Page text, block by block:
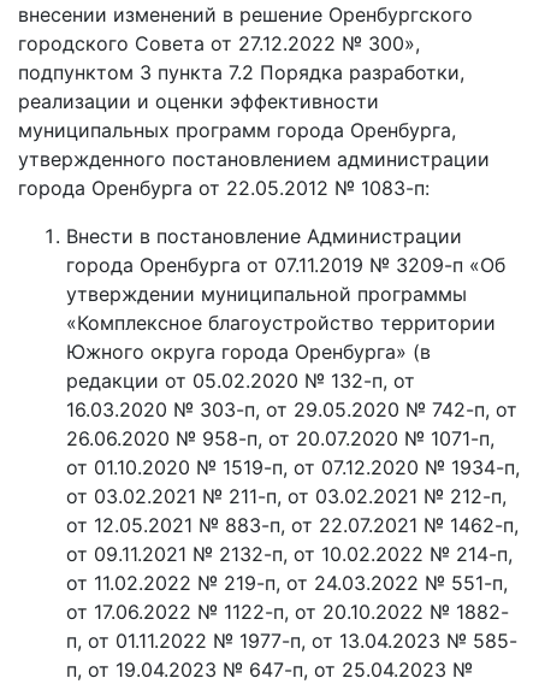
внесении изменений в решение Оренбургского
городского Совета от 27.12.2022 № 300»,
подпунктом 3 пункта 7.2 Порядка разработки,
реализации и оценки эффективности
муниципальных программ города Оренбурга,
утвержденного постановлением администрации
города Оренбурга от 22.05.2012 № 1083-п:
Внести в постановление Администрации
города Оренбурга от 07.11.2019 № 3209-п «Об
утверждении муниципальной программы
«Комплексное благоустройство территории
Южного округа города Оренбурга» (в
редакции от 05.02.2020 № 132-п, от
16.03.2020 № 303-п, от 29.05.2020 № 742-п, от
26.06.2020 № 958-п, от 20.07.2020 № 1071-п,
от 01.10.2020 № 1519-п, от 07.12.2020 № 1934-п,
от 03.02.2021 № 211-п, от 03.02.2021 № 212-п,
от 12.05.2021 № 883-п, от 22.07.2021 № 1462-п,
от 09.11.2021 № 2132-п, от 10.02.2022 № 214-п,
от 11.02.2022 № 219-п, от 24.03.2022 № 551-п,
от 17.06.2022 № 1122-п, от 20.10.2022 № 1882-
п, от 01.11.2022 № 1977-п, от 13.04.2023 № 585-
п, от 19.04.2023 № 647-п, от 25.04.2023 №